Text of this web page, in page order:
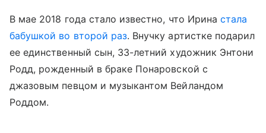
В мае 2018 года стало известно, что Иринастала
бабушкой во второй раз. Внучку артистке подарил
ее единственный сын, 33-летний художник Энтони
Родд, рожденный в браке Понаровской с
джазовым певцом и музыкантом Вейландом
Роддом.